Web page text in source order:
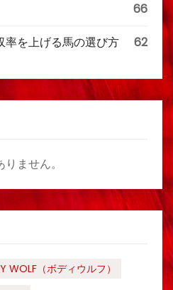
66
率を上げる馬の選び方 62
ません。
WOLF（ボディウルフ）